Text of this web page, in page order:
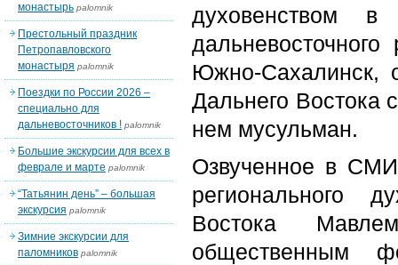
духовенством в
Южно-Сахалинск,
Дальнего Востока
нем мусульман.
Озвученное в
регионального
Востока
общественным
монастырь palomnik
Престольный праздник
Петропавловского
монастыря palomnik
Поездки по России 2026 –
специально для
дальневосточников ! palomnik
Большие экскурсии для всех в
феврале и марте palomnik
“Татьянин день” – большая
экскурсия palomnik
Зимние экскурсии для
паломников palomnik